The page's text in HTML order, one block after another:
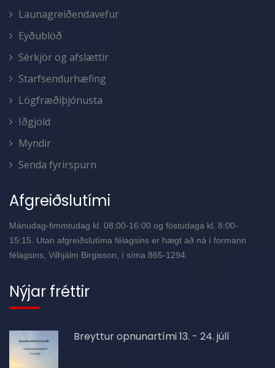
Launagreiðendavefur
Eyðublöð
Sérkjör og afslættir
Starfsendurhæfing
Lögfræðiþjónusta
Iðgjöld
Myndir
Senda fyrirspurn
Afgreiðslutími
Mánudag-fimmtudag kl. 08:00-16:00 og föstudaga kl. 8:00-
15:15. Utan afgreiðslutíma félagsins er hægt að ná í formann
félagsins, Vilhjálm Birgisson, í síma 865-1294.
Nýjar fréttir
Breyttur opnunartími 13. - 24. júlí